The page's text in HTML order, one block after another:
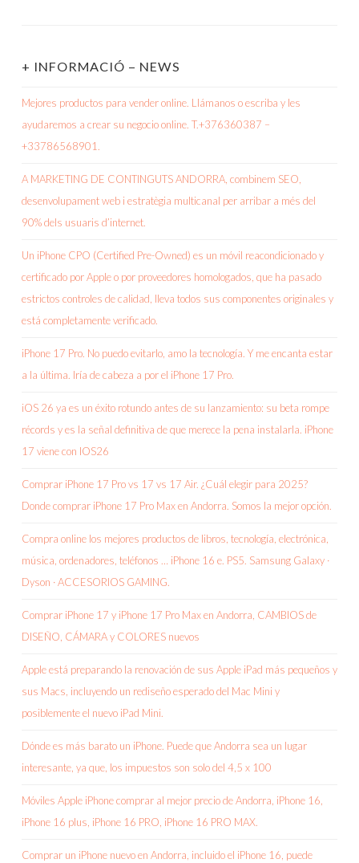
+ INFORMACIÓ – NEWS
Mejores productos para vender online. Llámanos o escriba y les
ayudaremos a crear su negocio online. T.+376360387 –
+33786568901.
A MARKETING DE CONTINGUTS ANDORRA, combinem SEO,
desenvolupament web i estratègia multicanal per arribar a més del
90% dels usuaris d’internet.
Un iPhone CPO (Certified Pre-Owned) es un móvil reacondicionado y
certificado por Apple o por proveedores homologados, que ha pasado
estrictos controles de calidad, lleva todos sus componentes originales y
está completamente verificado.
iPhone 17 Pro. No puedo evitarlo, amo la tecnología. Y me encanta estar
a la última. Iría de cabeza a por el iPhone 17 Pro.
iOS 26 ya es un éxito rotundo antes de su lanzamiento: su beta rompe
récords y es la señal definitiva de que merece la pena instalarla. iPhone
17 viene con IOS26
Comprar iPhone 17 Pro vs 17 vs 17 Air. ¿Cuál elegir para 2025?
Donde comprar iPhone 17 Pro Max en Andorra. Somos la mejor opción.
Compra online los mejores productos de libros, tecnología, electrónica,
música, ordenadores, teléfonos … iPhone 16 e. PS5. Samsung Galaxy ·
Dyson · ACCESORIOS GAMING.
Comprar iPhone 17 y iPhone 17 Pro Max en Andorra, CAMBIOS de
DISEÑO, CÁMARA y COLORES nuevos
Apple está preparando la renovación de sus Apple iPad más pequeños y
sus Macs, incluyendo un rediseño esperado del Mac Mini y
posiblemente el nuevo iPad Mini.
Dónde es más barato un iPhone. Puede que Andorra sea un lugar
interesante, ya que, los impuestos son solo del 4,5 x 100
Móviles Apple iPhone comprar al mejor precio de Andorra, iPhone 16,
iPhone 16 plus, iPhone 16 PRO, iPhone 16 PRO MAX.
Comprar un iPhone nuevo en Andorra, incluido el iPhone 16, puede